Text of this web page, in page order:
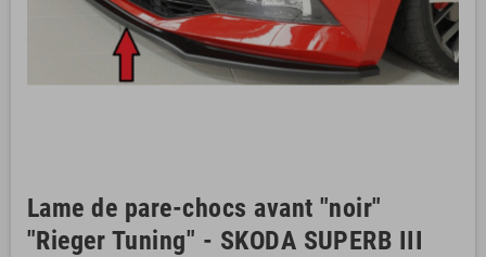
Lame de pare-chocs avant "noir"
"Rieger Tuning" - SKODA SUPERB III